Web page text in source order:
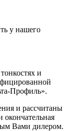
у нашего
и
Профиль».
и рассчитаны
Вами дилером.